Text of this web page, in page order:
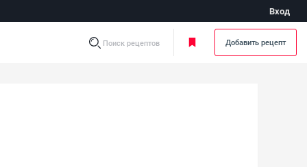
Вход
Поиск рецептов Добавить рецепт